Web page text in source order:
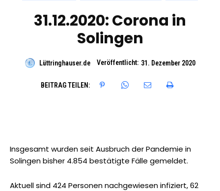
31.12.2020: Corona in
Solingen
Lüttringhauser.de Veröffentlicht: 31. Dezember 2020
BEITRAG TEILEN:
Insgesamt wurden seit Ausbruch der Pandemie in
Solingen bisher 4.854 bestätigte Fälle gemeldet.
Aktuell sind 424 Personen nachgewiesen infiziert, 62